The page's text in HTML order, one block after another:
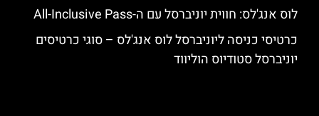
לוס אנג'לס: חווית יוניברסל עם ה-All-Inclusive Pass
כרטיסי כניסה ליוניברסל לוס אנג'לס – סוגי כרטיסים
יוניברסל סטודיוס הוליווד